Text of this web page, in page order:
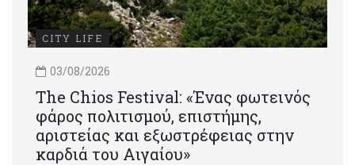
CITY LIFE
03/08/2026
Τhe Chios Festival: «Ένας φωτεινός
φάρος πολιτισμού, επιστήμης,
αριστείας και εξωστρέφειας στην
καρδιά του Αιγαίου»